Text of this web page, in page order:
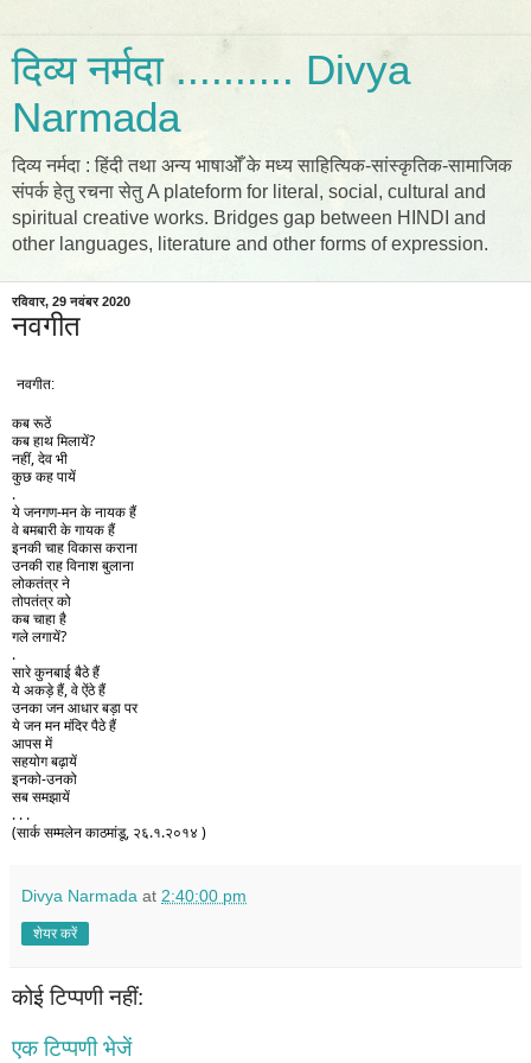
दिव्य नर्मदा .......... Divya
Narmada
दिव्य नर्मदा : हिंदी तथा अन्य भाषाओँ के मध्य साहित्यिक-सांस्कृतिक-सामाजिक
संपर्क हेतु रचना सेतु A plateform for literal, social, cultural and
spiritual creative works. Bridges gap between HINDI and
other languages, literature and other forms of expression.
रविवार, 29 नवंबर 2020
नवगीत
नवगीत:
कब रूठें
कब हाथ मिलायें?
नहीं, देव भी
कुछ कह पायें
.
ये जनगण-मन के नायक हैं
वे बमबारी के गायक हैं
इनकी चाह विकास कराना
उनकी राह विनाश बुलाना
लोकतंत्र ने
तोपतंत्र को
कब चाहा है
गले लगायें?
.
सारे कुनबाई बैठे हैं
ये अकड़े हैं, वे ऐंठे हैं
उनका जन आधार बड़ा पर
ये जन मन मंदिर पैठे हैं
आपस में
सहयोग बढ़ायें
इनको-उनको
सब समझायें
. . .
(सार्क सम्मलेन काठमांडू, २६.१.२०१४ )
Divya Narmada at 2:40:00 pm
शेयर करें
कोई टिप्पणी नहीं:
एक टिप्पणी भेजें